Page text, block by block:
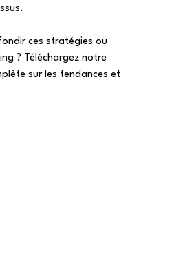
ces stratégies ou
? Téléchargez notre
sur les tendances et